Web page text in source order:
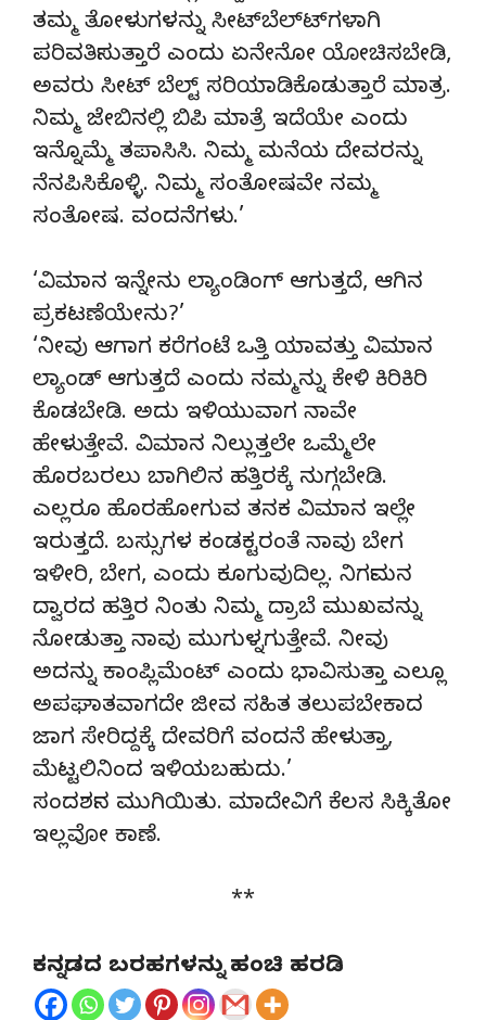
ತಮ್ಮ ತೋಳುಗಳನ್ನು ಸೀಟ್‍ಬೆಲ್ಟ್‍ಗಳಾಗಿ
ಪರಿವರ್ತಿಸುತ್ತಾರೆ ಎಂದು ಏನೇನೋ ಯೋಚಿಸಬೇಡಿ,
ಅವರು ಸೀಟ್ ಬೆಲ್ಟ್ ಸರಿಯಾಡಿಕೊಡುತ್ತಾರೆ ಮಾತ್ರ.
ನಿಮ್ಮ ಜೇಬಿನಲ್ಲಿ ಬಿಪಿ ಮಾತ್ರೆ ಇದೆಯೇ ಎಂದು
ಇನ್ನೊಮ್ಮೆ ತಪಾಸಿಸಿ. ನಿಮ್ಮ ಮನೆಯ ದೇವರನ್ನು
ನೆನಪಿಸಿಕೊಳ್ಳಿ. ನಿಮ್ಮ ಸಂತೋಷವೇ ನಮ್ಮ
ಸಂತೋಷ. ವಂದನೆಗಳು.’
‘ವಿಮಾನ ಇನ್ನೇನು ಲ್ಯಾಂಡಿಂಗ್ ಆಗುತ್ತದೆ, ಆಗಿನ
ಪ್ರಕಟಣೆಯೇನು?’
‘ನೀವು ಆಗಾಗ ಕರೆಗಂಟೆ ಒತ್ತಿ ಯಾವತ್ತು ವಿಮಾನ
ಲ್ಯಾಂಡ್ ಆಗುತ್ತದೆ ಎಂದು ನಮ್ಮನ್ನು ಕೇಳಿ ಕಿರಿಕಿರಿ
ಕೊಡಬೇಡಿ. ಅದು ಇಳಿಯುವಾಗ ನಾವೇ
ಹೇಳುತ್ತೇವೆ. ವಿಮಾನ ನಿಲ್ಲುತ್ತಲೇ ಒಮ್ಮೆಲೇ
ಹೊರಬರಲು ಬಾಗಿಲಿನ ಹತ್ತಿರಕ್ಕೆ ನುಗ್ಗಬೇಡಿ.
ಎಲ್ಲರೂ ಹೊರಹೋಗುವ ತನಕ ವಿಮಾನ ಇಲ್ಲೇ
ಇರುತ್ತದೆ. ಬಸ್ಸುಗಳ ಕಂಡಕ್ಟರಂತೆ ನಾವು ಬೇಗ
ಇಳೀರಿ, ಬೇಗ, ಎಂದು ಕೂಗುವುದಿಲ್ಲ. ನಿರ್ಗಮನ
ದ್ವಾರದ ಹತ್ತಿರ ನಿಂತು ನಿಮ್ಮ ದ್ರಾಬೆ ಮುಖವನ್ನು
ನೋಡುತ್ತಾ ನಾವು ಮುಗುಳ್ನಗುತ್ತೇವೆ. ನೀವು
ಅದನ್ನು ಕಾಂಪ್ಲಿಮೆಂಟ್ ಎಂದು ಭಾವಿಸುತ್ತಾ ಎಲ್ಲೂ
ಅಪಘಾತವಾಗದೇ ಜೀವ ಸಹಿತ ತಲುಪಬೇಕಾದ
ಜಾಗ ಸೇರಿದ್ದಕ್ಕೆ ದೇವರಿಗೆ ವಂದನೆ ಹೇಳುತ್ತಾ,
ಮೆಟ್ಟಲಿನಿಂದ ಇಳಿಯಬಹುದು.’
ಸಂದರ್ಶನ ಮುಗಿಯಿತು. ಮಾದೇವಿಗೆ ಕೆಲಸ ಸಿಕ್ಕಿತೋ
ಇಲ್ಲವೋ ಕಾಣೆ.
**
ಕನ್ನಡದ ಬರಹಗಳನ್ನು ಹಂಚಿ ಹರಡಿ